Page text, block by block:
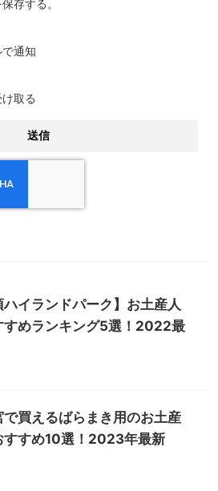
存する。
通知
取る
ハイランドパーク】お土産人
すめランキング5選！2022最
で買えるばらまき用のお土産
すすめ10選！2023年最新